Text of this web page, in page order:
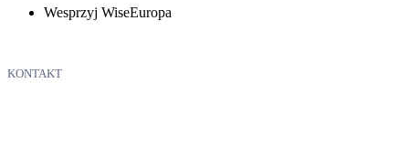
Wesprzyj WiseEuropa
KONTAKT